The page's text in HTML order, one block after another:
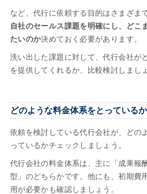
など、代行に依頼する目的はさまざま
自社のセールス課題を明確にし、どこ
たいのか決めておく必要があります。
洗い出した課題に対して、代行会社が
を提供してくれるか、比較検討しまし
どのような料金体系をとっているか
依頼を検討している代行会社が、どの
っているかチェックしましょう。
代行会社の料金体系は、主に「成果報
型」のどちらかです。他にも、初期費
用が必要かも確認しましょう。